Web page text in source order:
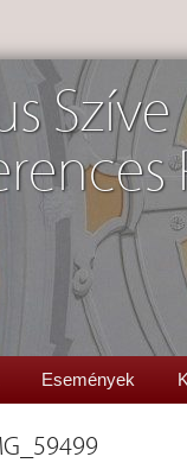
Szíve
Események